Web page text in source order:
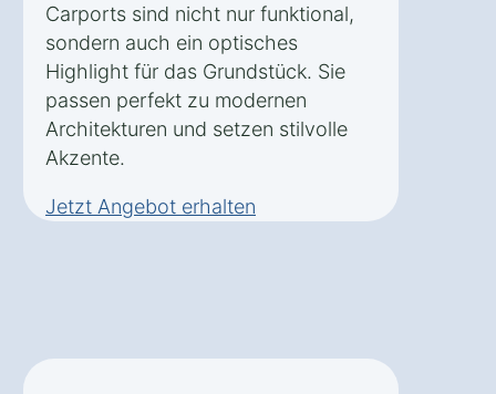
Carports sind nicht nur funktional,
sondern auch ein optisches
Highlight für das Grundstück. Sie
passen perfekt zu modernen
Architekturen und setzen stilvolle
Akzente.
Jetzt Angebot erhalten